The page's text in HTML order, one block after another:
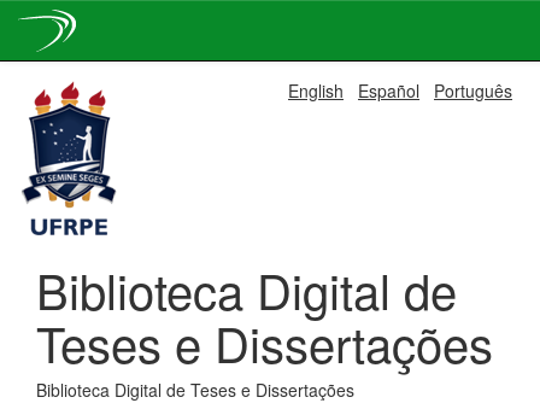
navigation
English Español Português
Biblioteca Digital de
Teses e Dissertações
Biblioteca Digital de Teses e Dissertações